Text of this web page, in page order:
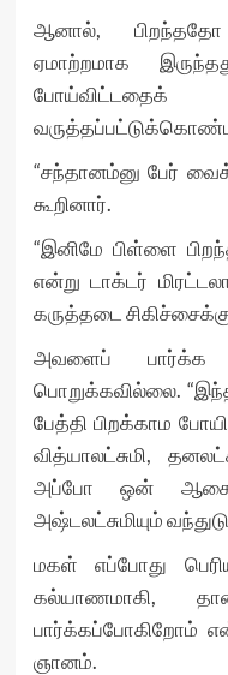
ஆனால்,
ஏமாற்றமாக
“சந்தானம்னு பேர்
கூறினார்.
“இனிமே பிள்ளை
என்று டாக்டர்
கருத்தடை
அவளைப்
பொறுக்கவில்லை.
பேத்தி பிறக்காம
வித்யாலட்சுமி,
அப்போ ஒன்
அஷ்டலட்சுமியும்
மகள் எப்போது
கல்யாணமாகி,
பார்க்கப்போகிறோம்
ஞானம்.